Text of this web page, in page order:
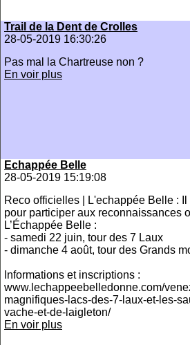
Trail de la Dent de Crolles
28-05-2019 16:30:26
Pas mal la Chartreuse non ?
En voir plus
Echappée Belle
28-05-2019 15:19:08
Reco officielles | L'echappée Belle :
pour participer aux reconnaissances
L’Échappée Belle :
- samedi 22 juin, tour des 7 Laux
- dimanche 4 août, tour des Grands
Informations et inscriptions :
www.lechappeebelledonne.com/
magnifiques-lacs-des-7-laux-et-les-
vache-et-de-laigleton/
En voir plus